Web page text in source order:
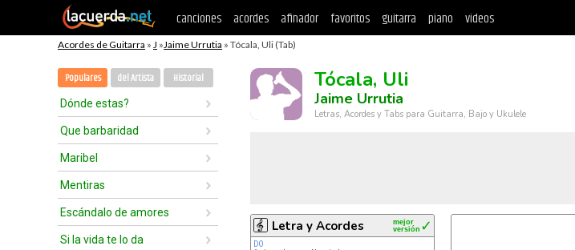
canciones acordes afinador favoritos guitarra piano videos
Acordes de Guitarra » J »Jaime Urrutia » Tócala, Uli (Tab)
Populares del Artista Historial
Dónde estas?
Que barbaridad
Maribel
Mentiras
Escándalo de amores
Si la vida te lo da
Tócala, Uli
Jaime Urrutia
Letras, Acordes y Tabs para Guitarra, Bajo y Ukulele
Letra y Acordes ✓
mejor
versión
DO